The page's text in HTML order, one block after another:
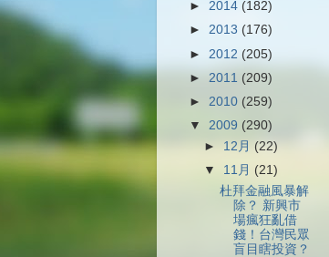
► 2014 (182)
► 2013 (176)
► 2012 (205)
► 2011 (209)
► 2010 (259)
▼ 2009 (290)
► 12月 (22)
▼ 11月 (21)
杜拜金融風暴解
除？ 新興市
場瘋狂亂借
錢！台灣民眾
盲目瞎投資？